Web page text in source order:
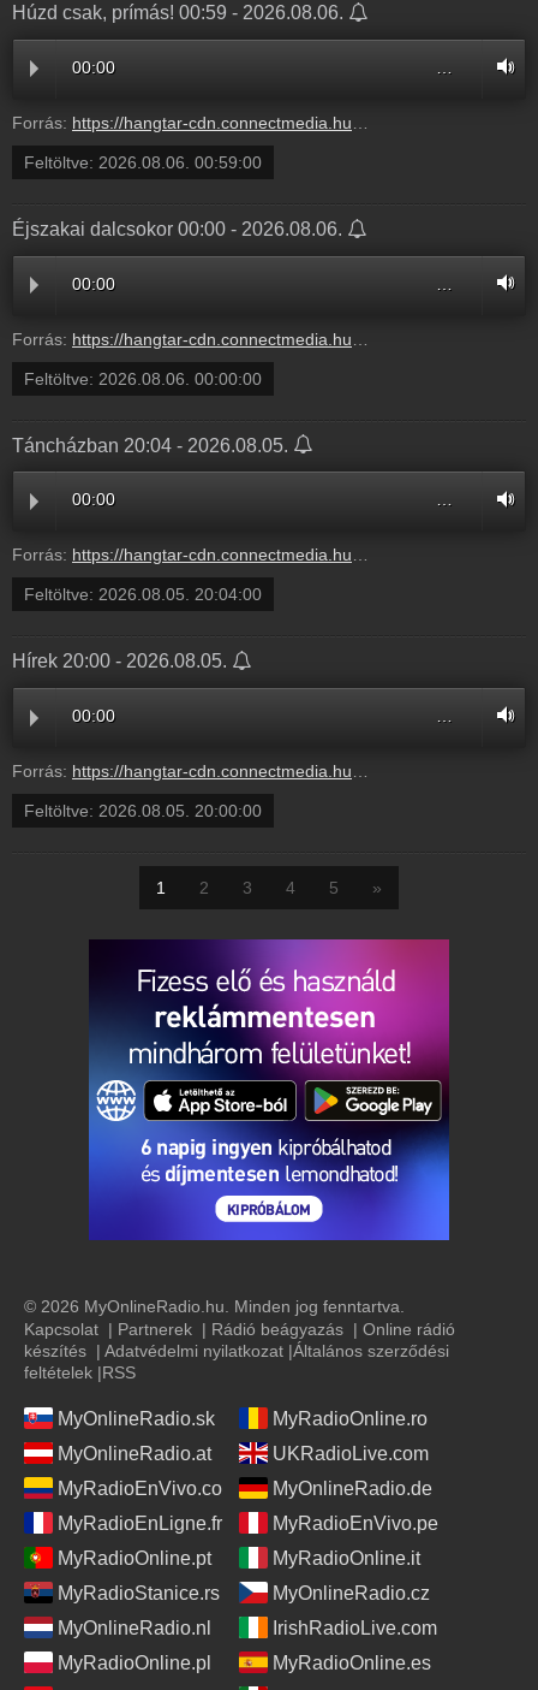
Húzd csak, prímás! 00:59 - 2026.08.06.
00:00
Forrás: https://hangtar-cdn.connectmedia.hu/20260806005900/20260806020000/mr7.mp3
Feltöltve: 2026.08.06. 00:59:00
Éjszakai dalcsokor 00:00 - 2026.08.06.
00:00
Forrás: https://hangtar-cdn.connectmedia.hu/20260806000000/20260806005900/mr7.mp3
Feltöltve: 2026.08.06. 00:00:00
Táncházban 20:04 - 2026.08.05.
00:00 …
Forrás: https://hangtar-cdn.connectmedia.hu/20260805200400/20260805210000/mr7.mp3
Feltöltve: 2026.08.05. 20:04:00
Hírek 20:00 - 2026.08.05.
00:00
Forrás: https://hangtar-cdn.connectmedia.hu/20260805200000/20260805200400/mr7.mp3
Feltöltve: 2026.08.05. 20:00:00
1 2 3 4 5 »
© 2026 MyOnlineRadio.hu. Minden jog fenntartva.
Kapcsolat | Partnerek | Rádió beágyazás | Online rádió
készítés | Adatvédelmi nyilatkozat |Általános szerződési
feltételek |RSS
MyOnlineRadio.sk
MyRadioOnline.ro
MyOnlineRadio.at
UKRadioLive.com
MyRadioEnVivo.co
MyOnlineRadio.de
MyRadioEnLigne.fr
MyRadioEnVivo.pe
MyRadioOnline.pt
MyRadioOnline.it
MyRadioStanice.rs
MyOnlineRadio.cz
MyOnlineRadio.nl
IrishRadioLive.com
MyRadioOnline.pl
MyRadioOnline.es